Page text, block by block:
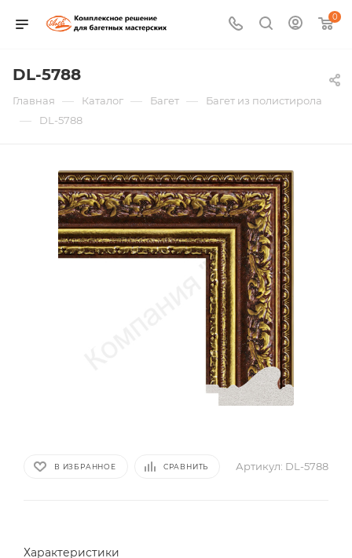
0
DL-5788
Главная — Каталог — Багет — Багет из полистирола
— DL-5788
В ИЗБРАННОЕ СРАВНИТЬ Артикул: DL-5788
Характеристики